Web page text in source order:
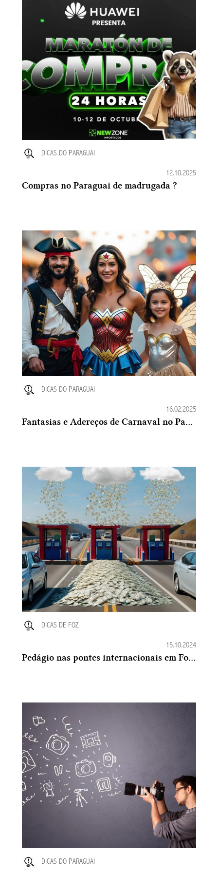
DICAS DO PARAGUAI
12.10.2025
Compras no Paraguai de madrugada ?
DICAS DO PARAGUAI
16.02.2025
Fantasias e Adereços de Carnaval no Paraguai
DICAS DE FOZ
15.10.2024
Pedágio nas pontes internacionais em Foz do Iguaçu ?
DICAS DO PARAGUAI